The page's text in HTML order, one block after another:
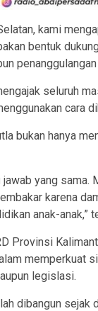
kami
bentuk
penanggulangan
seluruh
cara
bukan hanya
yang sama.
karena
anak-anak,”
Provinsi
memperkuat
legislasi.
dibangun sejak